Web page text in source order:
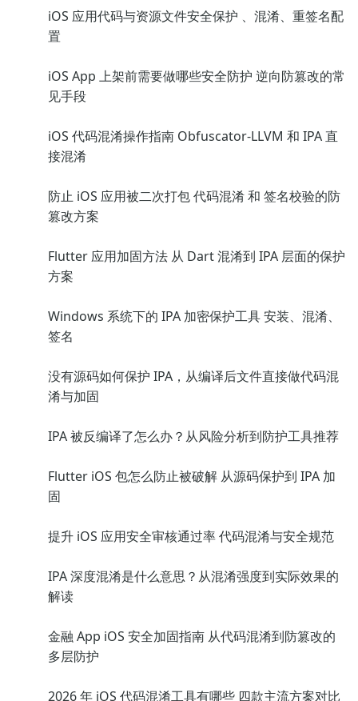
iOS 应用代码与资源文件安全保护 、混淆、重签名配
置
iOS App 上架前需要做哪些安全防护 逆向防篡改的常
见手段
iOS 代码混淆操作指南 Obfuscator-LLVM 和 IPA 直
接混淆
防止 iOS 应用被二次打包 代码混淆 和 签名校验的防
篡改方案
Flutter 应用加固方法 从 Dart 混淆到 IPA 层面的保护
方案
Windows 系统下的 IPA 加密保护工具 安装、混淆、
签名
没有源码如何保护 IPA，从编译后文件直接做代码混
淆与加固
IPA 被反编译了怎么办？从风险分析到防护工具推荐
Flutter iOS 包怎么防止被破解 从源码保护到 IPA 加
固
提升 iOS 应用安全审核通过率 代码混淆与安全规范
IPA 深度混淆是什么意思？从混淆强度到实际效果的
解读
金融 App iOS 安全加固指南 从代码混淆到防篡改的
多层防护
2026 年 iOS 代码混淆工具有哪些 四款主流方案对比